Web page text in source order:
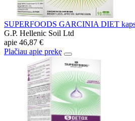
SUPERFOODS GARCINIA DIET
G.P. Hellenic Soil Ltd
apie 46,87 €
Plačiau apie prekę